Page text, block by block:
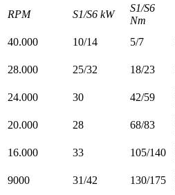
RPM
S1/S6 kW
S1/S6
Nm
40.000
10/14 5/7
28.000
25/32 18/23
24.000
30 42/59
20.000
28 68/83
16.000 33 105/140
9000 31/42 130/175